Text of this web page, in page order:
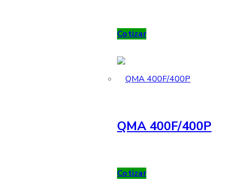
Cotizar
QMA 400F/400P
Cotizar